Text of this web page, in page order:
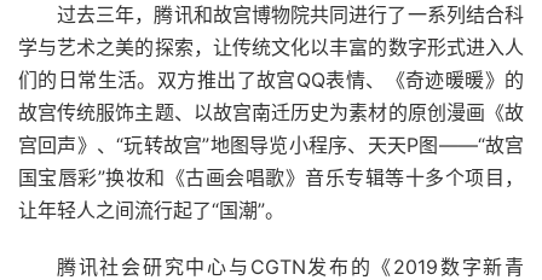
过去三年，腾讯和故宫博物院共同进行了一系列结合科
学与艺术之美的探索，让传统文化以丰富的数字形式进入人
们的日常生活。双方推出了故宫QQ表情、《奇迹暖暖》的
故宫传统服饰主题、以故宫南迁历史为素材的原创漫画《故
宫回声》、“玩转故宫”地图导览小程序、天天P图——“故宫
国宝唇彩”换妆和《古画会唱歌》音乐专辑等十多个项目，
让年轻人之间流行起了“国潮”。
腾讯社会研究中心与CGTN发布的《2019数字新青